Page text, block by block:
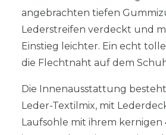
angebrachten tiefen
Lederstreifen verdeckt und
Einstieg leichter. Ein echt
die Flechtnaht auf dem
Die Innenausstattung
Leder-Textilmix, mit
Laufsohle mit ihrem kernigen